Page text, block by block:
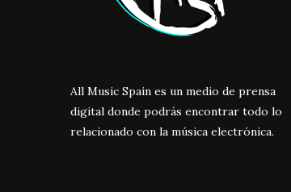
All Music Spain es un medio de prensa
digital donde podrás encontrar todo lo
relacionado con la música electrónica.